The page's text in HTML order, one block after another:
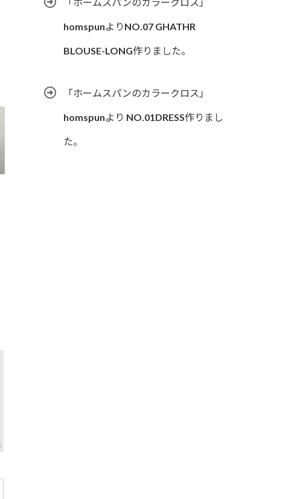
homspunよりNO.07 GHATHR
BLOUSE-LONG作りました。
「ホームスパンのカラークロス」
homspunより NO.01DRESS作りまし
た。